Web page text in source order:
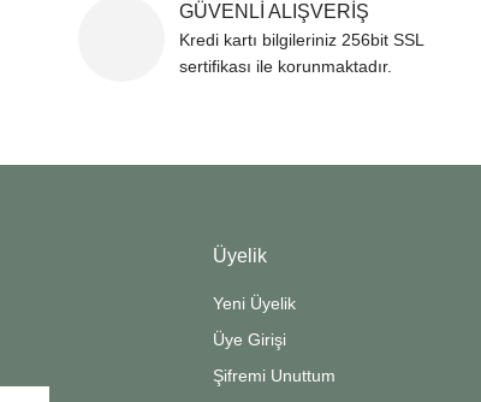
GÜVENLİ ALIŞVERİŞ
Kredi kartı bilgileriniz 256bit SSL
sertifikası ile korunmaktadır.
Üyelik
Yeni Üyelik
Üye Girişi
Şifremi Unuttum